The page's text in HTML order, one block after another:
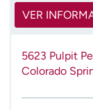
VER
5623 Pulpit
Colorado